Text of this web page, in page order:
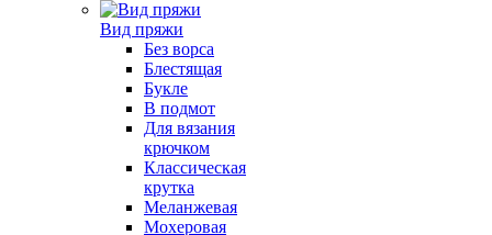
Вид пряжи
Без ворса
Блестящая
Букле
В подмот
Для вязания
крючком
Классическая
крутка
Меланжевая
Мохеровая